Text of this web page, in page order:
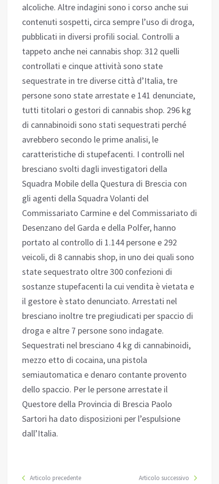
alcoliche. Altre indagini sono i corso anche sui
contenuti sospetti, circa sempre l’uso di droga,
pubblicati in diversi profili social. Controlli a
tappeto anche nei cannabis shop: 312 quelli
controllati e cinque attività sono state
sequestrate in tre diverse città d’Italia, tre
persone sono state arrestate e 141 denunciate,
tutti titolari o gestori di cannabis shop. 296 kg
di cannabinoidi sono stati sequestrati perché
avrebbero secondo le prime analisi, le
caratteristiche di stupefacenti. I controlli nel
bresciano svolti dagli investigatori della
Squadra Mobile della Questura di Brescia con
gli agenti della Squadra Volanti del
Commissariato Carmine e del Commissariato di
Desenzano del Garda e della Polfer, hanno
portato al controllo di 1.144 persone e 292
veicoli, di 8 cannabis shop, in uno dei quali sono
state sequestrato oltre 300 confezioni di
sostanze stupefacenti la cui vendita è vietata e
il gestore è stato denunciato. Arrestati nel
bresciano inoltre tre pregiudicati per spaccio di
droga e altre 7 persone sono indagate.
Sequestrati nel bresciano 4 kg di cannabinoidi,
mezzo etto di cocaina, una pistola
semiautomatica e denaro contante provento
dello spaccio. Per le persone arrestate il
Questore della Provincia di Brescia Paolo
Sartori ha dato disposizioni per l’espulsione
dall’Italia.
Articolo precedente Articolo successivo